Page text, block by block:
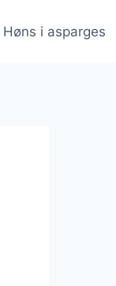
Høns i asparges